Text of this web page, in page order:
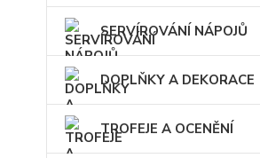
SERVÍROVÁNÍ NÁPOJŮ
DOPLŇKY A DEKORACE
TROFEJE A OCENĚNÍ